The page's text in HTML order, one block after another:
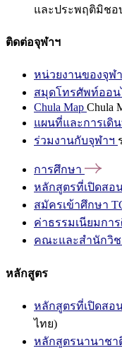
และประพฤติมิชอ
ติดต่อจุฬาฯ
หน่วยงานของจุฬ
สมุดโทรศัพท์ออน
Chula Map Chula
แผนที่และการเดิ
ร่วมงานกับจุฬาฯ
การศึกษา
หลักสูตรที่เปิดสอ
สมัครเข้าศึกษา
ค่าธรรมเนียมกา
คณะและสำนักวิช
หลักสูตร
หลักสูตรที่เปิดสอ
ไทย)
หลักสูตรนานาชา